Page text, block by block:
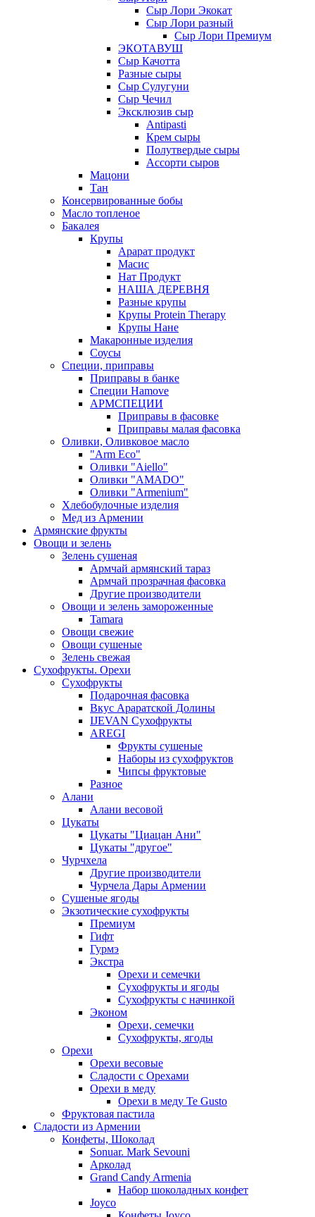
Сыр Лори Экокат
Сыр Лори разный
Сыр Лори Премиум
ЭКОТАВУШ
Сыр Качотта
Разные сыры
Сыр Сулугуни
Сыр Чечил
Эксклюзив сыр
Antipasti
Крем сыры
Полутвердые сыры
Ассорти сыров
Мацони
Тан
Консервированные бобы
Масло топленое
Бакалея
Крупы
Арарат продукт
Масис
Нат Продукт
НАША ДЕРЕВНЯ
Разные крупы
Крупы Protein Therapy
Крупы Нане
Макаронные изделия
Соусы
Специи, приправы
Приправы в банке
Специи Hamove
АРМСПЕЦИИ
Приправы в фасовке
Приправы малая фасовка
Оливки, Оливковое масло
"Arm Eco"
Оливки "Aiello"
Оливки "AMADO"
Оливки "Armenium"
Хлебобулочные изделия
Мед из Армении
Армянские фрукты
Овощи и зелень
Зелень сушеная
Армчай армянский тараз
Армчай прозрачная фасовка
Другие производители
Овощи и зелень замороженные
Tamara
Овощи свежие
Овощи сушеные
Зелень свежая
Сухофрукты. Орехи
Сухофрукты
Подарочная фасовка
Вкус Араратской Долины
IJEVAN Сухофрукты
AREGI
Фрукты сушеные
Наборы из сухофруктов
Чипсы фруктовые
Разное
Алани
Алани весовой
Цукаты
Цукаты "Циацан Ани"
Цукаты "другое"
Чурчхела
Другие производители
Чурчела Дары Армении
Сушеные ягоды
Экзотические сухофрукты
Премиум
Гифт
Гурмэ
Экстра
Орехи и семечки
Сухофрукты и ягоды
Сухофрукты с начинкой
Эконом
Орехи, семечки
Сухофрукты, ягоды
Орехи
Орехи весовые
Сладости с Орехами
Орехи в меду
Орехи в меду Te Gusto
Фруктовая пастила
Сладости из Армении
Конфеты, Шоколад
Sonuar. Mark Sevouni
Арколад
Grand Candy Armenia
Набор шоколадных конфет
Joyco